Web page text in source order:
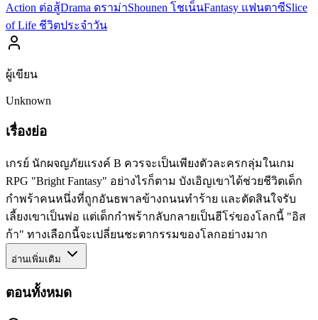
Action ต่อสู้Drama ดราม่าShounen โชเน็นFantasy แฟนตาซีSlice
of Life ชีวิตประจำวัน
ผู้เขียน
Unknown
เรื่องย่อ
เกรย์ นักผจญภัยแรงค์ B ควรจะเป็นเพียงตัวละครกลุ่มในเกม
RPG "Bright Fantasy" อย่างไรก็ตาม บังเอิญเขาได้ช่วยชีวิตเด็ก
กำพร้าคนหนึ่งที่ถูกอันธพาลข้างถนนทำร้าย และตัดสินใจรับ
เลี้ยงเขาเป็นพ่อ แต่เด็กกำพร้ากลับกลายเป็นฮีโร่ของโลกนี้ "อิส
ก้า" ทางเลือกนี้จะเปลี่ยนชะตากรรมของโลกอย่างมาก
อ่านเพิ่มเติม
ตอนทั้งหมด